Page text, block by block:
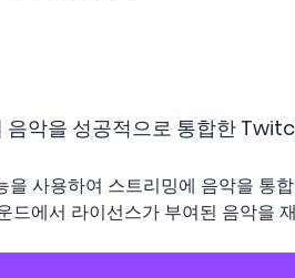
악을 성공적으로 통합한
사용하여 스트리밍에 음악을 통
드에서 라이선스가 부여된 음악을